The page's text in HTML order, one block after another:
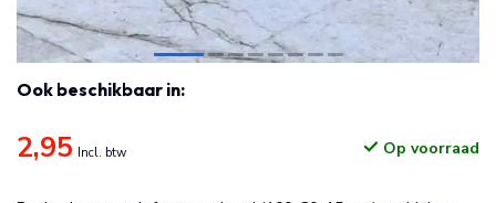
Ook beschikbaar in:
2,95 Incl. btw Op voorraad